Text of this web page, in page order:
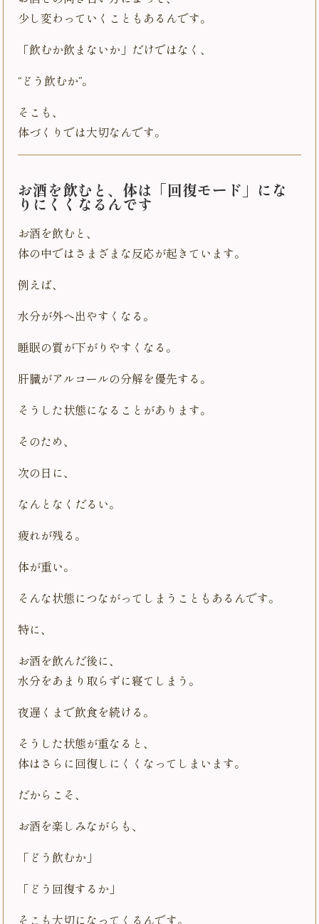
少し変わっていくこともあるんです。
「飲むか飲まないか」だけではなく、
“どう飲むか”。
そこも、
体づくりでは大切なんです。
お酒を飲むと、体は「回復モード」にな
りにくくなるんです
お酒を飲むと、
体の中ではさまざまな反応が起きています。
例えば、
水分が外へ出やすくなる。
睡眠の質が下がりやすくなる。
肝臓がアルコールの分解を優先する。
そうした状態になることがあります。
そのため、
次の日に、
なんとなくだるい。
疲れが残る。
体が重い。
そんな状態につながってしまうこともあるんです。
特に、
お酒を飲んだ後に、
水分をあまり取らずに寝てしまう。
夜遅くまで飲食を続ける。
そうした状態が重なると、
体はさらに回復しにくくなってしまいます。
だからこそ、
お酒を楽しみながらも、
「どう飲むか」
「どう回復するか」
そこも大切になってくるんです。